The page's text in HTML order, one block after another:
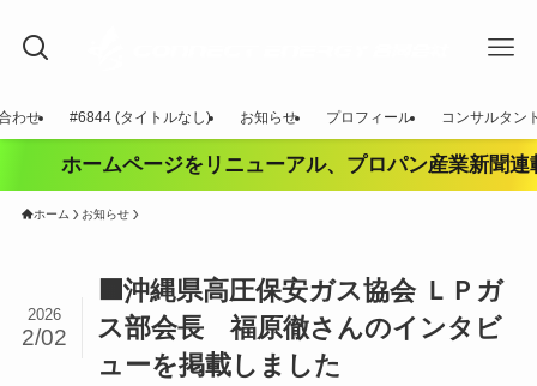
わせ #6844 (タイトルなし) お知らせ プロフィール コンサルタン
ホームページをリニューアル、プロパン産業新聞連
ホーム お知らせ
🟧沖縄県高圧保安ガス協会 ＬＰガ
ス部会長 福原徹さんのインタビ
ューを掲載しました
2026
2/02